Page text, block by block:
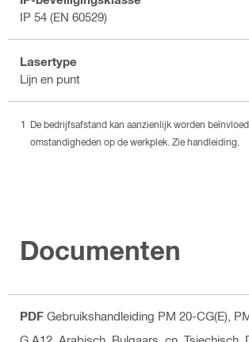
IP 54 (EN 60529)
Lasertype
Lijn en punt
De bedrijfsafstand kan aanzienlijk worden
omstandigheden op de werkplek. Zie handleiding.
Documenten
PDF Gebruikshandleiding PM 20-CG(E),